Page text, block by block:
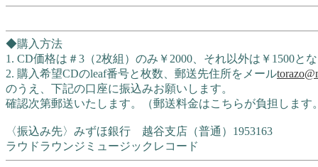
◆購入方法
1. CD価格は＃3（2枚組）のみ￥2000、それ以外は￥1500と
2. 購入希望CDのleaf番号と枚数、郵送先住所をメール
のうえ、下記の口座に振込みお願いします。
確認次第郵送いたします。（郵送料金はこちらが負担します
〈振込み先〉みずほ銀行 越谷支店（普通）1953163
ラウドラウンジミュージックレコード